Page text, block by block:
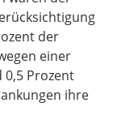
der
einer
Prozent
ihre